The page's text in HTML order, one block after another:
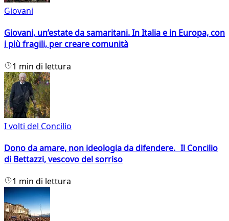
Giovani
Giovani, un’estate da samaritani. In Italia e in Europa, con
i più fragili, per creare comunità
1 min di lettura
I volti del Concilio
Dono da amare, non ideologia da difendere. Il Concilio
di Bettazzi, vescovo del sorriso
1 min di lettura